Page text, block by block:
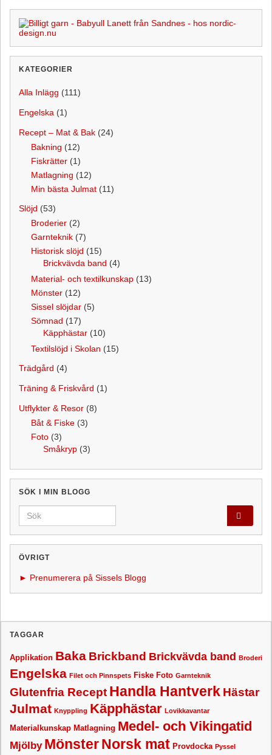
KATEGORIER
Alla Inlägg (111)
Engelska (1)
Recept – Mat & Bak (24)
Bakning (12)
Fiskrätter (1)
Matlagning (12)
Min bästa Julmat (11)
Slöjd (53)
Broderier (2)
Garnteknik (7)
Historisk slöjd (15)
Brickvävda band (4)
Material- och textilkunskap (13)
Mönster (12)
Sissel slöjdar (5)
Sömnad (17)
Käpphästar (10)
Textilslöjd i Skolan (15)
Trädgård (4)
Träning & Friskvård (1)
Utflykter & Resor (8)
Båt & Fiske (3)
Foto (3)
Småkryp (3)
SÖK I MIN BLOGG
Search for:
ÖVRIGT
► Prenumerera på Sissels Blogg
TAGGAR
Applikation Baka Brickband Brickvävda band Broderi
Engelska Filet och Pinnspets Fiske Foto Garnteknik
Glutenfria Recept Handla Hantverk Hästar
Julmat Knyppling Käpphästar Lovikkavantar
Materialkunskap Matlagning Medel- och Vikingatid
Mjölby MönsterNorsk mat Provdocka Pyssel